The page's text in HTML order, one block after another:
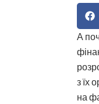
А
з їх
на